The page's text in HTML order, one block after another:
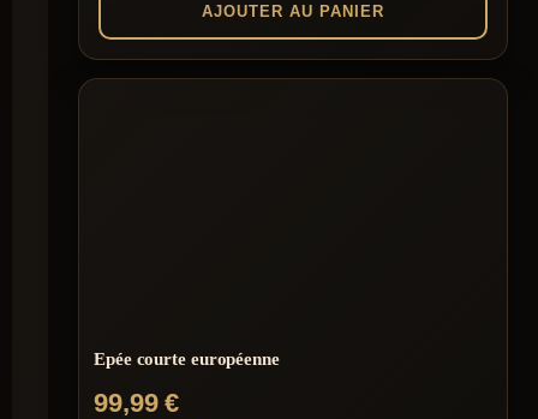
AJOUTER AU PANIER
Epée courte européenne
99,99€